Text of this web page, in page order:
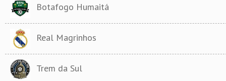
Botafogo Humaitá
Real Magrinhos
Trem da Sul